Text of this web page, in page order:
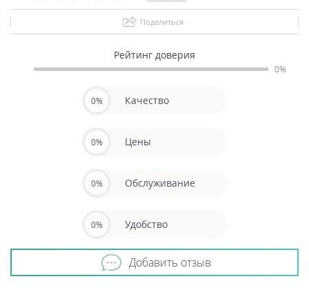
Поделиться
Рейтинг доверия
0%
0% Качество
0% Цены
0% Обслуживание
0% Удобство
Добавить отзыв